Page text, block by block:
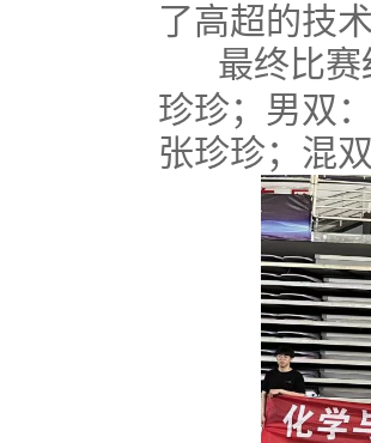
了高超的技
最终比
珍珍； 男双
张珍珍； 混